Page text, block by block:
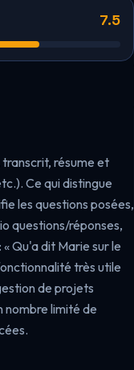
7.5
résume et
Ce qui distingue
les questions posées,
questions/réponses,
Qu'a dit Marie sur le
très utile
de projets
nombre limité de